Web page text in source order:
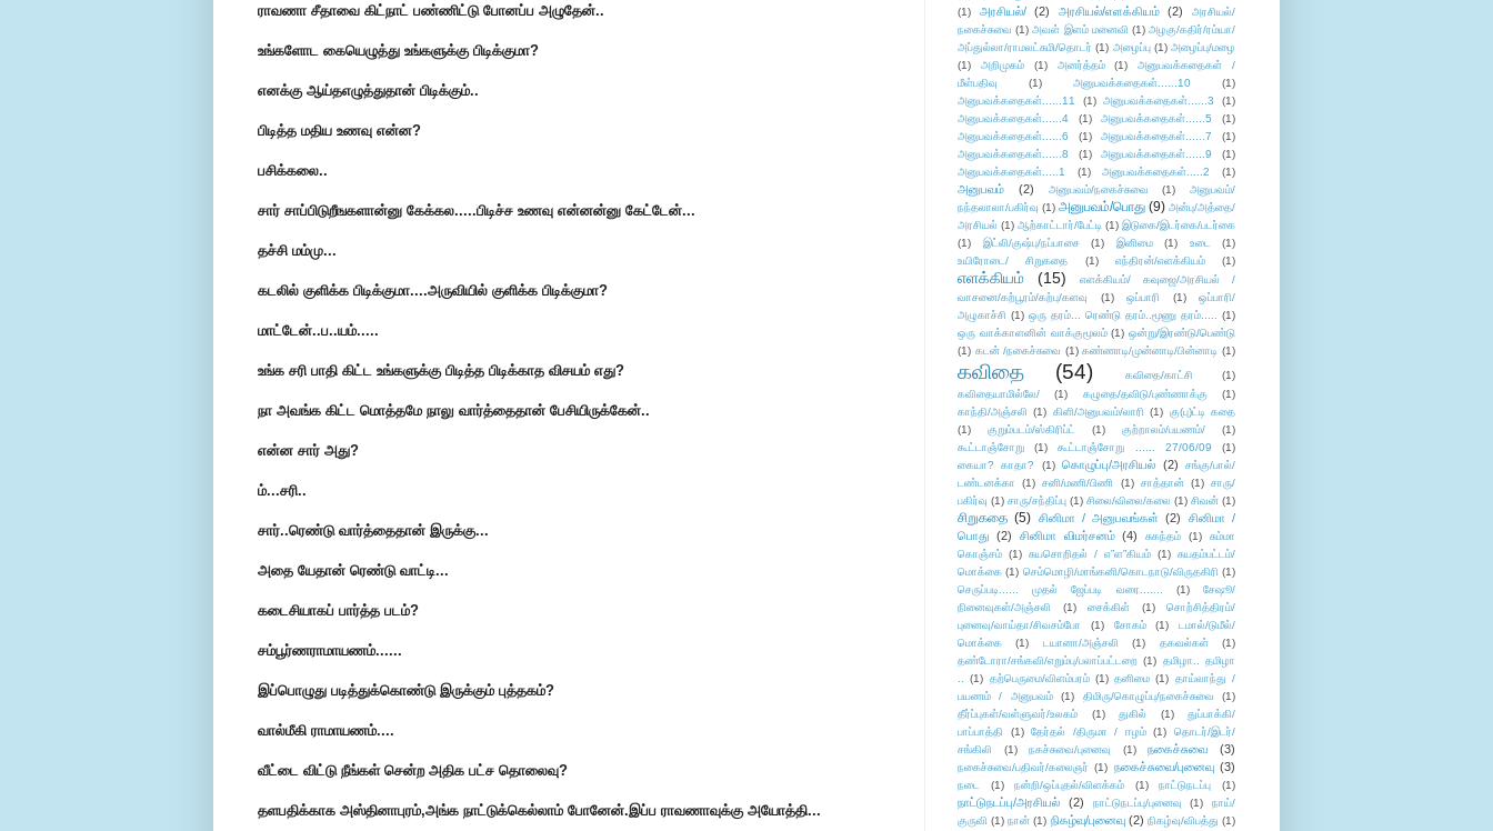
ராவணா சீதாவை கிட்நாட் பண்ணிட்டு போனப்ப அழுதேன்..
உங்களோட கையெழுத்து உங்களுக்கு பிடிக்குமா?
எனக்கு ஆய்தஎழுத்துதான் பிடிக்கும்..
பிடித்த மதிய உணவு என்ன?
பசிக்கலை..
சார் சாப்பிடுறீஙகளான்னு கேக்கல.....பிடிச்ச உணவு என்னன்னு கேட்டேன்...
தச்சி மம்மு...
கடலில் குளிக்க பிடிக்குமா....அருவியில் குளிக்க பிடிக்குமா?
மாட்டேன்..ப..யம்.....
உங்க சரி பாதி கிட்ட உங்களுக்கு பிடித்த பிடிக்காத விசயம் எது?
நா அவங்க கிட்ட மொத்தமே நாலு வார்த்தைதான் பேசியிருக்கேன்..
என்ன சார் அது?
ம்...சரி..
சார்..ரெண்டு வார்த்தைதான் இருக்கு...
அதை யேதான் ரெண்டு வாட்டி...
கடைசியாகப் பார்த்த படம்?
சம்பூர்ணராமாயணம்......
இப்பொழுது படித்துக்கொண்டு இருக்கும் புத்தகம்?
வால்மீகி ராமாயணம்....
வீட்டை விட்டு நீங்கள் சென்ற அதிக பட்ச தொலைவு?
தளபதிக்காக அஸ்தினாபுரம்,அங்க நாட்டுக்கெல்லாம் போனேன்.இப்ப ராவணாவுக்கு அயோத்தி...
(1)
அரசியல்/ (2) அரசியல்/எளக்கியம் (2)
அரசியல்/
நகைச்சுவை (1) அவள் இளம் மனைவி (1) அழகு/கதிர்/ரம்யா/
அப்துல்லா/ராமலட்சுமி/தொடர் (1) அழைப்பு (1) அழைப்பு/மழை
(1)
அறிமுகம் (1) அனர்த்தம் (1)
அனுபவக்கதைகள் /
மீள்பதிவு
(1) அனுபவக்கதைகள்......10
(1)
அனுபவக்கதைகள்......11
(1) அனுபவக்கதைகள்......3
(1)
அனுபவக்கதைகள்......4
(1) அனுபவக்கதைகள்......5
(1)
அனுபவக்கதைகள்......6
(1) அனுபவக்கதைகள்......7
(1)
அனுபவக்கதைகள்......8
(1) அனுபவக்கதைகள்......9
(1)
அனுபவக்கதைகள்.....1
(1) அனுபவக்கதைகள்.....2 (1)
அனுபவம் (2) அனுபவம்/நகைச்சுவை (1)
அனுபவம்/
நந்தலாலா/பகிர்வு (1) அனுபவம்/பொது (9) அன்பு/அத்தை/
அரசியல் (1) ஆற்காட்டார்/பேட்டி (1) இடுகை/இடர்கை/படர்கை
(1)
இட்லி/குஷ்பு/நப்பாசை (1) இனிமை (1) உடை
(1)
உயிரோடை/ சிறுகதை
(1) எந்திரன்/எளக்கியம் (1)
எளக்கியம் (15)
எளக்கியம்/ கவுஜை/அரசியல் /
வாசனை/கற்பூரம்/கற்பு/களவு
(1) ஒப்பாரி (1)
ஒப்பாரி/
அழுகாச்சி (1) ஒரு தரம்... ரெண்டு தரம்..மூணு தரம்..... (1)
ஒரு வாக்காளனின் வாக்குமூலம் (1) ஒன்று/இரண்டு/பெண்டு
(1) கடன் /நகைச்சுவை (1) கண்ணாடி/முன்னாடி/பின்னாடி (1)
கவிதை (54) கவிதை/காட்சி
(1)
கவிதையாமில்லே/
(1) கழுதை/தவிடு/புண்ணாக்கு
(1)
காந்தி/அஞ்சலி (1) கிளி/அனுபவம்/லாரி (1) கு(பு)ட்டி கதை
(1)
குறும்படம்/ஸ்கிரிப்ட் (1) குற்றாலம்/பயணம்/
(1)
கூட்டாஞ்சோறு
(1) கூட்டாஞ்சோறு ...... 27/06/09
(1)
கையா? காதா?
(1) கொழுப்பு/அரசியல் (2)
சங்கு/பால்/
டண்டனக்கா
(1) சனி/மணி/பிணி (1) சாத்தான் (1) சாரு/
பகிர்வு (1) சாரு/சந்திப்பு (1) சிலை/விலை/கலை (1) சிவன் (1)
சிறுகதை (5) சினிமா / அனுபவங்கள் (2)
சினிமா /
பொது (2) சினிமா விமர்சனம் (4) சுகந்தம் (1)
சும்மா
கொஞ்சம் (1) சுயசொறிதல் / எ”ள”கியம் (1) சுயதம்பட்டம்/
மொக்கை (1) செம்மொழி/மாங்கனி/கொடநாடு/விருதகிரி (1)
செருப்படி...... முதல் ஜேப்படி வரை.......
(1)
சேஷூ/
நினைவுகள்/அஞ்சலி
(1) சைக்கிள் (1)
சொற்சித்திரம்/
புனைவு/வாய்தா/சிவசம்போ
(1) சோகம் (1)
டமால்/டுமீல்/
மொக்கை
(1) டயானா/அஞ்சலி (1) தகவல்கள்
(1)
தண்டோரா/சங்கவி/எறும்பு/பலாப்பட்டறை (1) தமிழா.. தமிழா
.. (1) தற்பெருமை/விளம்பரம் (1) தனிமை (1) தாய்லாந்து /
பயணம் / அனுபவம்
(1) திமிரு/கொழுப்பு/நகைச்சுவை
(1)
தீர்ப்புகள்/வள்ளுவர்/உலகம்
(1) துகில் (1)
துப்பாக்கி/
பாப்பாத்தி
(1) தேர்தல் /திருமா / ஈழம் (1)
தொடர்/இடர்/
சங்கிலி
(1) நகச்சுவை/புனைவு (1) நகைச்சுவை (3)
நகைச்சுவை/பதிவர்/கலைஞர் (1) நகைச்சுவை/புனைவு (3)
நடை (1) நன்றி/ஒப்புதல்/விளக்கம் (1) நாட்டுநடப்பு (1)
நாட்டுநடப்பு/அரசியல் (2) நாட்டுநடப்பு/புனைவு (1)
நாய்/
குருவி (1) நான் (1) நிகழ்வு/புனைவு (2) நிகழ்வு/விபத்து (1)